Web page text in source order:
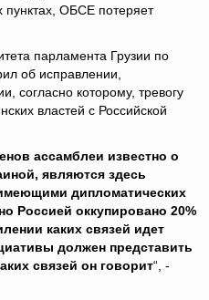
ОБСЕ потеряет
парламента Грузии по
об исправлении,
согласно которому, тревогу
властей с Российской
ассамблеи известно о
являются здесь
дипломатических
Россией оккупировано 20%
каких связей идет
должен представить
связей он говорит“, -